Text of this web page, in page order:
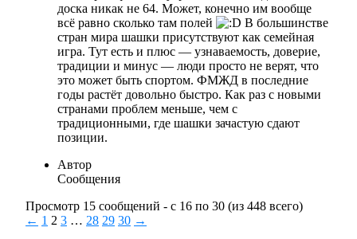
доска никак не 64. Может, конечно им вообще
всё равно сколько там полей
В большинстве
стран мира шашки присутствуют как семейная
игра. Тут есть и плюс — узнаваемость, доверие,
традиции и минус — люди просто не верят, что
это может быть спортом. ФМЖД в последние
годы растёт довольно быстро. Как раз с новыми
странами проблем меньше, чем с
традиционными, где шашки зачастую сдают
позиции.
Автор
Сообщения
Просмотр 15 сообщений - с 16 по 30 (из 448 всего)
← 1 2 3 … 28 29 30 →